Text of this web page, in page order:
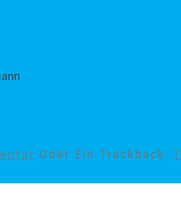
Oder Ein Trackback: